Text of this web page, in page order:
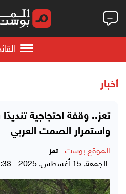
أخبار
تعز.. وقفة احتجاجية تنديدًا
واستمرار الصمت العربي
الموقع بوست-تعز
الجمعة, 15 أغسطس, 2025 - 08:33 مساءً